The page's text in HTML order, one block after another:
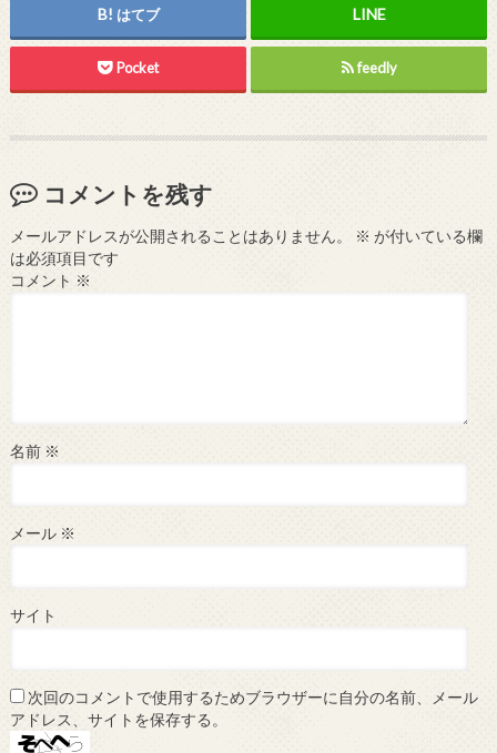
はてブ
Pocket feedly
コメントを残す
メールアドレスが公開されることはありません。 ※ が付いている欄
は必須項目です
コメント ※
名前 ※
メール ※
サイト
次回のコメントで使用するためブラウザーに自分の名前、メール
アドレス、サイトを保存する。